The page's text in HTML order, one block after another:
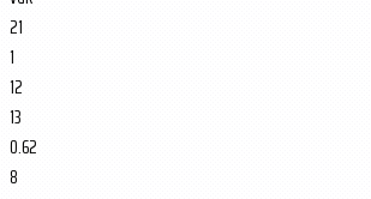
21
1
12
13
0.62
8